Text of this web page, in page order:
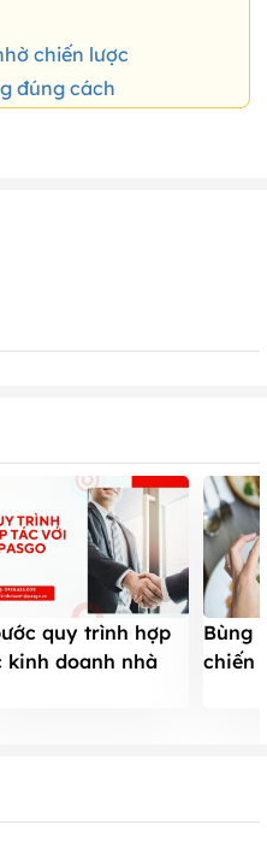
chiến lược
đúng cách
quy trình hợp
kinh doanh nhà
Bùng
chiến